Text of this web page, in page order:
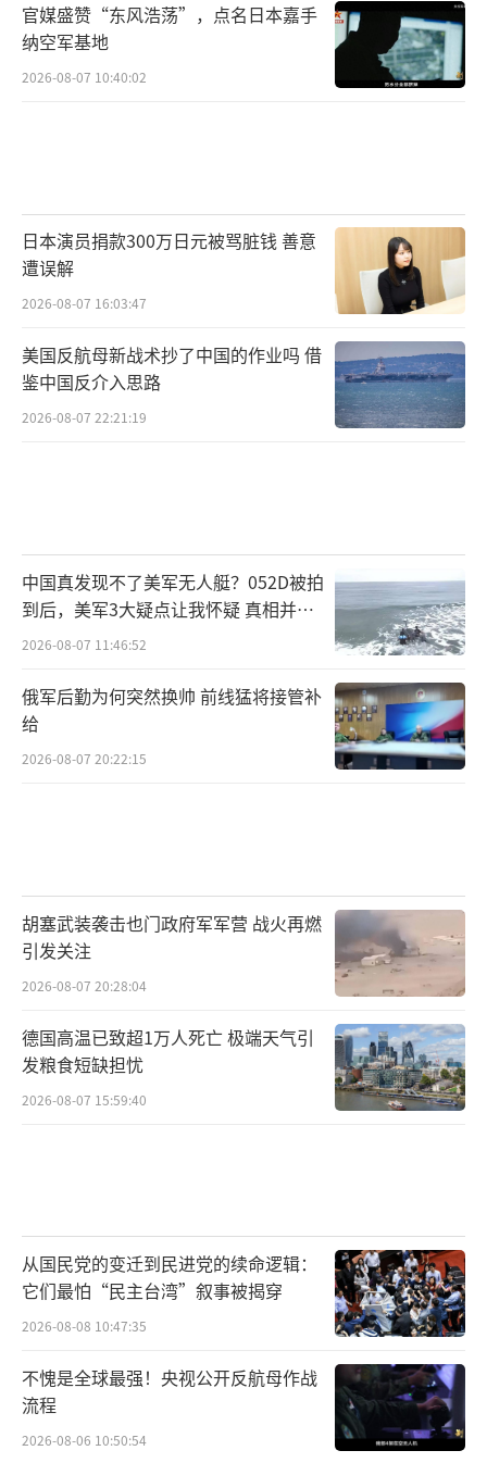
拿大立即悬崖勒马，不要在错误的道路上越走
越远，如果加方肆意妄为，等待他们的，将是
中国更为坚决有力的回击。
（责任编辑：杨靖）
官媒盛赞“东风浩荡”，点名日本嘉手
纳空军基地
2026-08-07 10:40:02
日本演员捐款300万日元被骂脏钱 善意
遭误解
2026-08-07 16:03:47
美国反航母新战术抄了中国的作业吗 借
鉴中国反介入思路
2026-08-07 22:21:19
中国真发现不了美军无人艇？052D被拍
到后，美军3大疑点让我怀疑 真相并非
如此
2026-08-07 11:46:52
俄军后勤为何突然换帅 前线猛将接管补
给
2026-08-07 20:22:15
胡塞武装袭击也门政府军军营 战火再燃
引发关注
2026-08-07 20:28:04
德国高温已致超1万人死亡 极端天气引
发粮食短缺担忧
2026-08-07 15:59:40
从国民党的变迁到民进党的续命逻辑：
它们最怕“民主台湾”叙事被揭穿
2026-08-08 10:47:35
不愧是全球最强！央视公开反航母作战
流程
2026-08-06 10:50:54